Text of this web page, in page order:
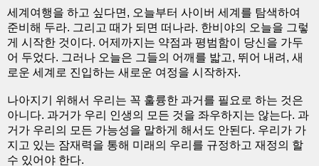
세계여행을 하고 싶다면, 오늘부터 사이버 세계를 탐색하여
준비해 두라. 그리고 때가 되면 떠나라. 한비야의 오늘을 그렇
게 시작한 것이다. 어제까지는 약점과 평범함이 당신을 가두
어 두었다. 그러나 오늘은 그들의 어깨를 밟고, 뛰어 내려, 새
로운 세계로 진입하는 새로운 여정을 시작하자.
나아지기 위해서 우리는 꼭 훌륭한 과거를 필요로 하는 것은
아니다. 과거가 우리 인생의 모든 것을 좌우하지는 않는다. 과
거가 우리의 모든 가능성을 말하게 해서도 안된다. 우리가 가
지고 있는 잠재력을 통해 미래의 우리를 규정하고 재정의 할
수 있어야 한다.